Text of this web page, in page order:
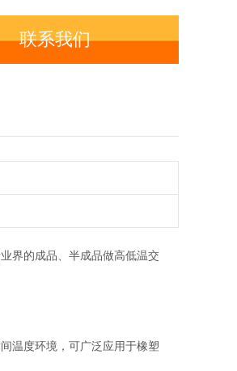
联系我们
界的成品、半成品做高低温交
温度环境，可广泛应用于橡塑